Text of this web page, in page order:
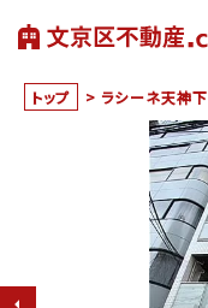
トップ > ラシーネ天神下